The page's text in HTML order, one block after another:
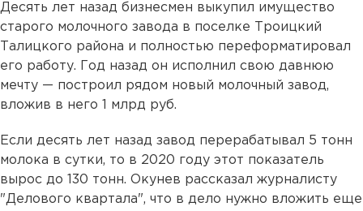
Десять лет назад бизнесмен выкупил имущество
старого молочного завода в поселке Троицкий
Талицкого района и полностью переформатировал
его работу. Год назад он исполнил свою давнюю
мечту — построил рядом новый молочный завод,
вложив в него 1 млрд руб.
Если десять лет назад завод перерабатывал 5 тонн
молока в сутки, то в 2020 году этот показатель
вырос до 130 тонн. Окунев рассказал журналисту
"Делового квартала", что в дело нужно вложить еще